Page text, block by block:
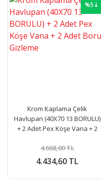
%5⇣
Krom Kaplama Çelik
Havlupan (40X70 13 BORULU)
+ 2 Adet Pex Köşe Vana + 2
4.434,60 TL
4.668,00 TL